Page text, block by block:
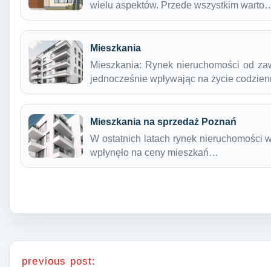
wielu aspektów. Przede wszystkim
Mieszkania
Mieszkania: Rynek nieruchomości od
jednocześnie wpływając na życie
Mieszkania na sprzedaż Poznań
W ostatnich latach rynek nieruchomości
wpłynęło na ceny mieszkań…
Nawigacja wpisu
previous post: